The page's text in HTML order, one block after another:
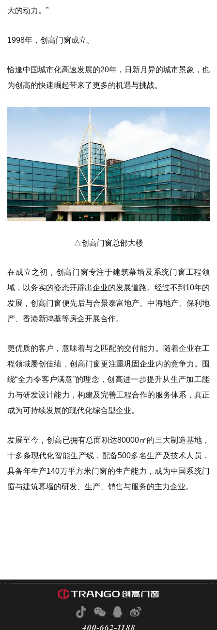
大的动力。”
1998年，创高门窗成立。
恰逢中国城市化高速发展的20年，日新月异的城市景象，也
为创高的快速崛起带来了更多的机遇与挑战。
△创高门窗总部大楼
在成立之初，创高门窗专注于建筑幕墙及系统门窗工程领
域，以务实的姿态开辟出企业的发展道路。经过不到10年的
发展，创高门窗便先后与合景泰富地产、中海地产、保利地
产、香港新鸿基等房企开展合作。
更优质的客户，意味着与之匹配的交付能力。随着企业在工
程领域屡创佳绩，创高门窗更注重巩固企业内的竞争力。围
绕“全力令客户满意”的理念，创高进一步提升从生产加工能
力与研发设计能力，构建及完善工程合作的服务体系，真正
成为可持续发展的现代化综合型企业。
发展至今，创高已拥有总面积达80000㎡的三大制造基地，
十多条现代化智能生产线，配备500多名生产及技术人员，
具备年生产140万平方米门窗的生产能力，成为中国系统门
窗与建筑幕墙的研发、生产、销售与服务的主力企业。